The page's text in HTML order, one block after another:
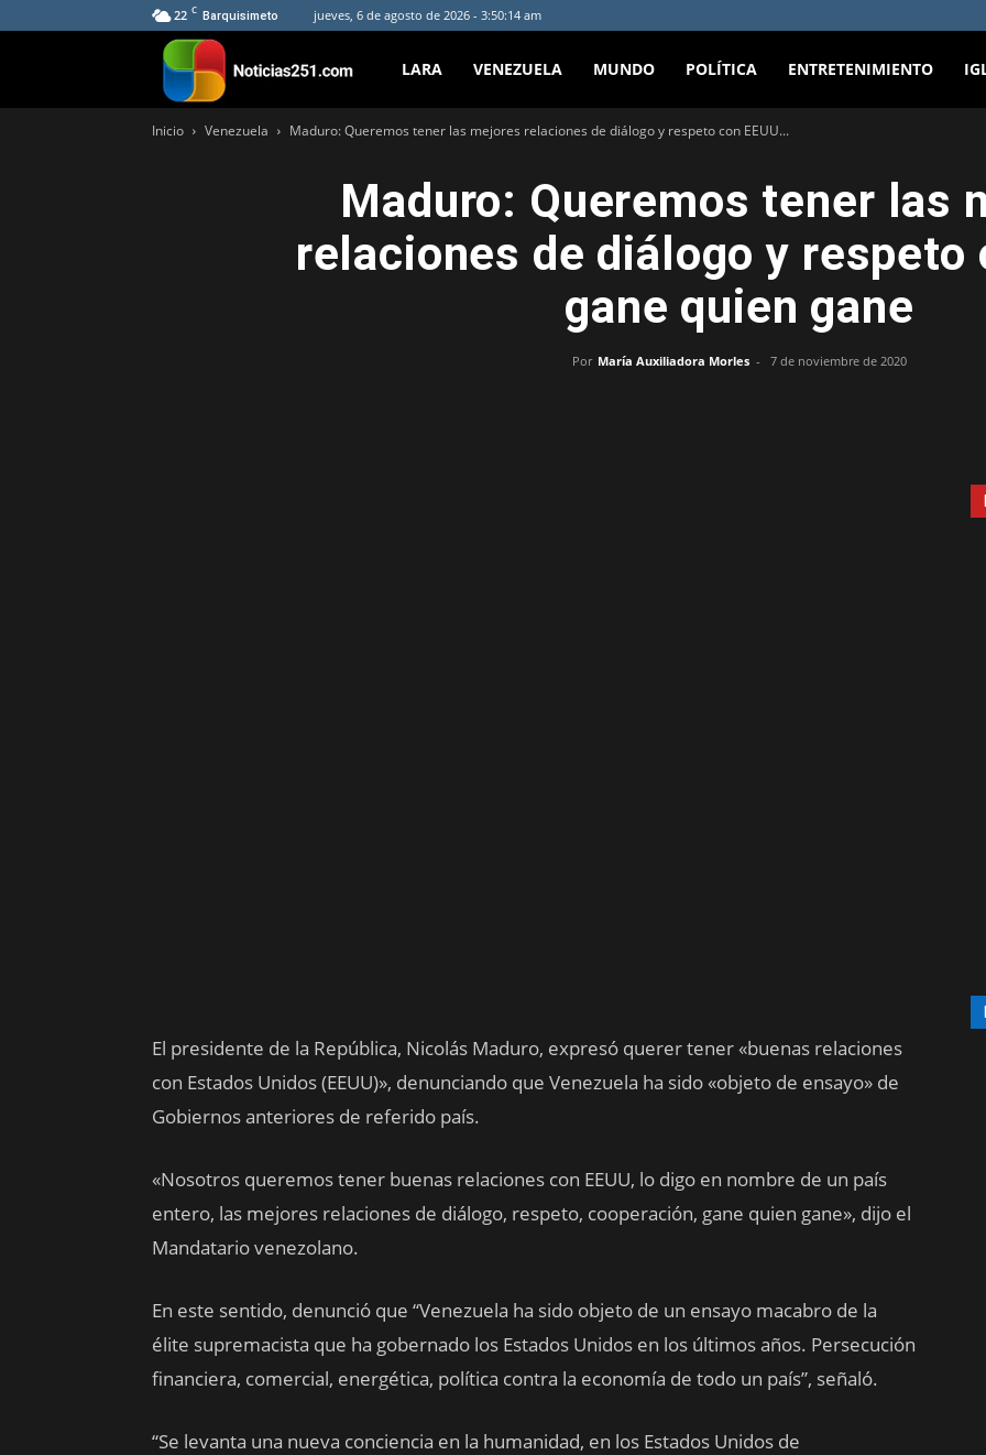
22 C Barquisimeto jueves, 6 de agosto de 2026 - 3:50:14 am
Noticias251
LARA VENEZUELA MUNDO POLÍTICA ENTRETENIMIENTO
Inicio Venezuela Maduro: Queremos tener las mejores relaciones de diálogo y respeto con EEUU...
Maduro: Queremos tener las
relaciones de diálogo y respeto
gane quien gane
Por María Auxiliadora Morles - 7 de noviembre de 2020
El presidente de la República, Nicolás Maduro, expresó querer tener «buenas relaciones
con Estados Unidos (EEUU)», denunciando que Venezuela ha sido «objeto de ensayo» de
Gobiernos anteriores de referido país.
«Nosotros queremos tener buenas relaciones con EEUU, lo digo en nombre de un país
entero, las mejores relaciones de diálogo, respeto, cooperación, gane quien gane», dijo el
Mandatario venezolano.
En este sentido, denunció que “Venezuela ha sido objeto de un ensayo macabro de la
élite supremacista que ha gobernado los Estados Unidos en los últimos años. Persecución
financiera, comercial, energética, política contra la economía de todo un país”, señaló.
“Se levanta una nueva conciencia en la humanidad, en los Estados Unidos de